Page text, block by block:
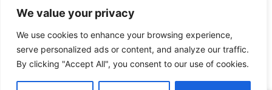
We value your privacy
We use cookies to enhance your browsing experience,
serve personalized ads or content, and analyze our traffic.
By clicking "Accept All", you consent to our use of cookies.
Sindicatul Național Sport și Tineret: Ministerul Sportului devine Agenția
Națională pentru Sport în subordinea Premierului – video
ARTICOLUL ANTERIOR
APEL către liderii coaliției de Guvernare